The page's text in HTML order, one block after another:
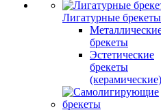
Лигатурные брекеты
брекеты
Эстетические
брекеты
(керамические)